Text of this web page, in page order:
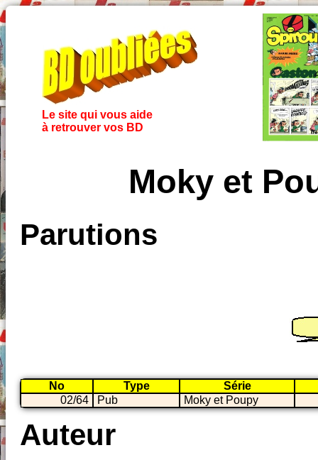
Le site qui vous aide
à retrouver vos BD
Moky et
Parutions
No Type
Série
02/64
Pub Moky et Poupy
Auteur